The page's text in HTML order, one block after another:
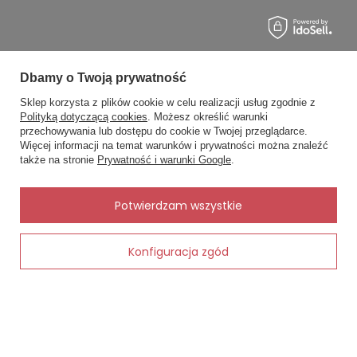
Dodaj do koszyka
L -OBWÓD BIODER 104 - 108; OBWÓD BIUSTU 100 - 104;
.
MOJE ZAMÓWIENIE
Status zamówienia
Śledzenie przesyłki
Chcę zwrócić produkt
Kontakt
×
✨ Asystent zakupowy
Napisz czego szukasz — pokażę
gotowe propozycje.
Dbamy o Twoją prywatność
Sklep korzysta z plików cookie w celu realizacji usług zgodnie z
Polityką dotyczącą cookies. Możesz określić warunki
przechowywania lub dostępu do cookie w Twojej przeglądarce.
Więcej informacji na temat warunków i prywatności można znaleźć
także na stronie Prywatność i warunki Google.
Konfiguracja zgód
Potwierdzam wszystkie